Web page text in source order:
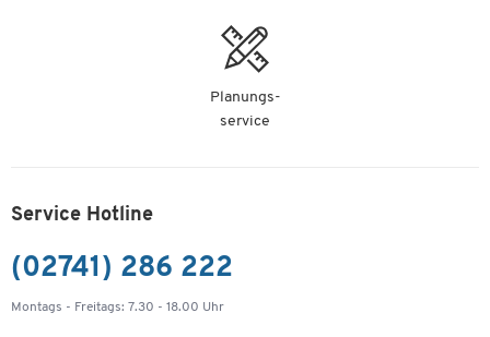
Planungs-
service
Service Hotline
(02741) 286 222
Montags - Freitags: 7.30 - 18.00 Uhr